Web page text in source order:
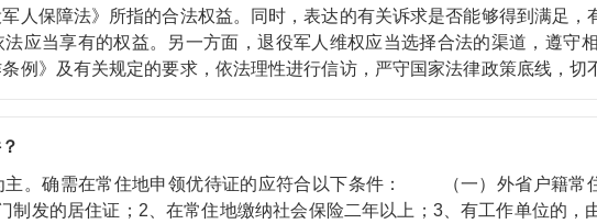
人保障法》所指的合法权益。同时，表达的有关诉求是否能够得到满足
应当享有的权益。另一方面，退役军人维权应当选择合法的渠道，遵守
例》及有关规定的要求，依法理性进行信访，严守国家法律政策底线，切
确需在常住地申领优待证的应符合以下条件： （一）外省户籍常住
制发的居住证；2、在常住地缴纳社会保险二年以上；3、有工作单位的